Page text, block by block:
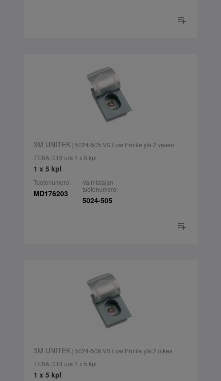
3M UNITEK| 5024-505 VS Low Profile ylä 2 vasen
7T/8A, 018 ura 1 x 5 kpl
1 x 5 kpl
Tuotenumero:
MD176203
Valmistajan
tuotenumero:
5024-505
3M UNITEK| 5024-506 VS Low Profile ylä 2 oikea
7T/8A, 018 ura 1 x 5 kpl
1 x 5 kpl